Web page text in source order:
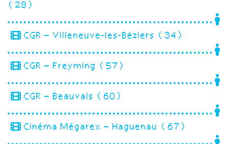
(28)
CGR – Villeneuve-les-Béziers (34)
CGR – Freyming (57)
CGR – Beauvais (60)
Cinéma Mégarex – Haguenau (67)